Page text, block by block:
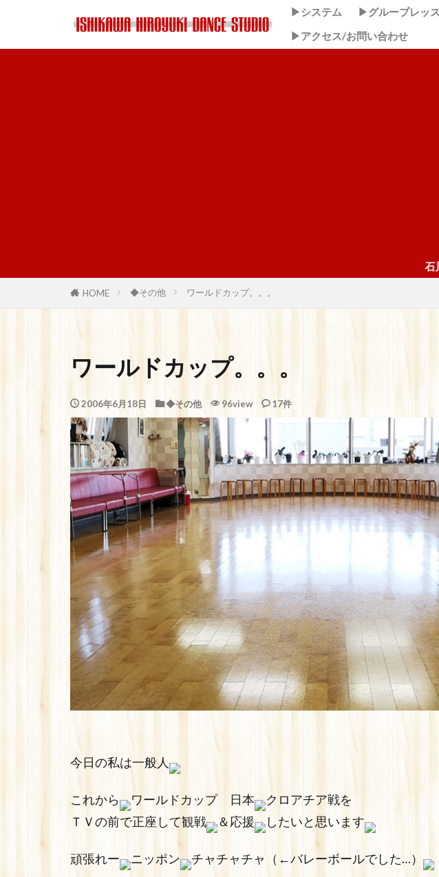
▶システム ▶グループレッ
▶アクセス/お問い合わせ
石川浩之の趣味
HOME ◆その他 ワールドカップ。。。
ワールドカップ。。。
2006年6月18日 ◆その他 96view 17件
今日の私は一般人
これから ワールドカップ 日本
クロアチア戦を
ＴＶの前で正座して観戦
＆応援 したいと思います
頑張れー ニッポン チャチャチャ（←バレーボールでした…）